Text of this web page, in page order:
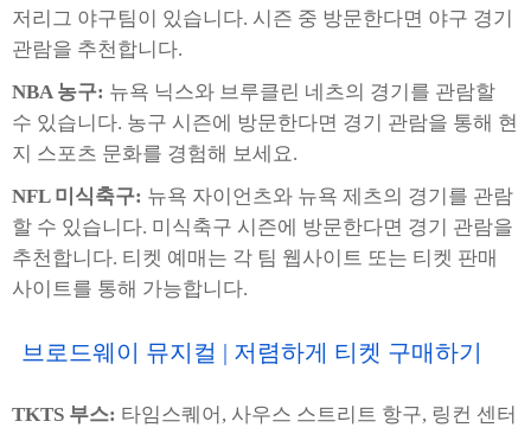
저리그 야구팀이 있습니다. 시즌 중 방문한다면 야구 경기
관람을 추천합니다.
NBA 농구: 뉴욕 닉스와 브루클린 네츠의 경기를 관람할
수 있습니다. 농구 시즌에 방문한다면 경기 관람을 통해 현
지 스포츠 문화를 경험해 보세요.
NFL 미식축구: 뉴욕 자이언츠와 뉴욕 제츠의 경기를 관람
할 수 있습니다. 미식축구 시즌에 방문한다면 경기 관람을
추천합니다. 티켓 예매는 각 팀 웹사이트 또는 티켓 판매
사이트를 통해 가능합니다.
브로드웨이 뮤지컬 | 저렴하게 티켓 구매하기
TKTS 부스: 타임스퀘어, 사우스 스트리트 항구, 링컨 센터